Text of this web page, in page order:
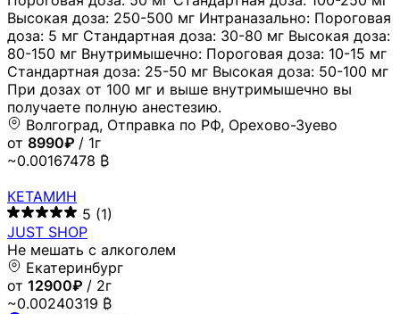
Высокая доза: 250-500 мг Интраназально: Пороговая
доза: 5 мг Стандартная доза: 30-80 мг Высокая доза:
80-150 мг Внутримышечно: Пороговая доза: 10-15 мг
Стандартная доза: 25-50 мг Высокая доза: 50-100 мг
При дозах от 100 мг и выше внутримышечно вы
получаете полную анестезию.
Волгоград, Отправка по РФ, Орехово-Зуево
от 8990₽ / 1г
~0.00167478 ₿
КЕТАМИН
5 (1)
JUST SHOP
Не мешать с алкоголем
Екатеринбург
от 12900₽ / 2г
~0.00240319 ₿